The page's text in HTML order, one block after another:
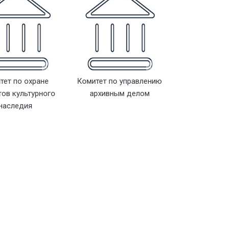
по охране
культурного
Комитет по управлению
архивным делом